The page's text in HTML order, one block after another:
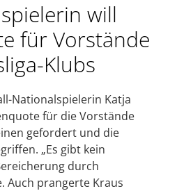
will
für Vorstände
Klubs
Nationalspielerin Katja
für die Vorstände
gefordert und die
„Es gibt kein
durch
Auch prangerte Kraus